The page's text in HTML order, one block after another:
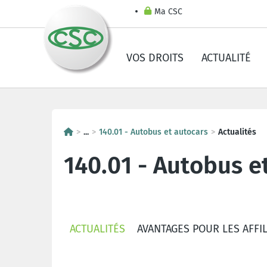
Ma CSC
VOS DROITS ACTUALITÉ
... 140.01 - Autobus et autocars Actualités
140.01 - Autobus
ACTUALITÉS AVANTAGES POUR LES